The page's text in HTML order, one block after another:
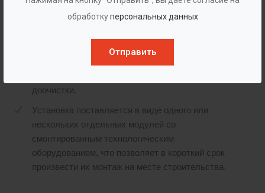
обработкуперсональных данных
Отправить
илоотделителя позволяют исключить
скапливание активного ила и его загнивание.
доочистки.
Установка поставляется в виде одного или
нескольких отдельных модулей со
смонтированным технологическим
оборудованием, что позволяет в короткий срок
произвести их монтаж на месте строительства.